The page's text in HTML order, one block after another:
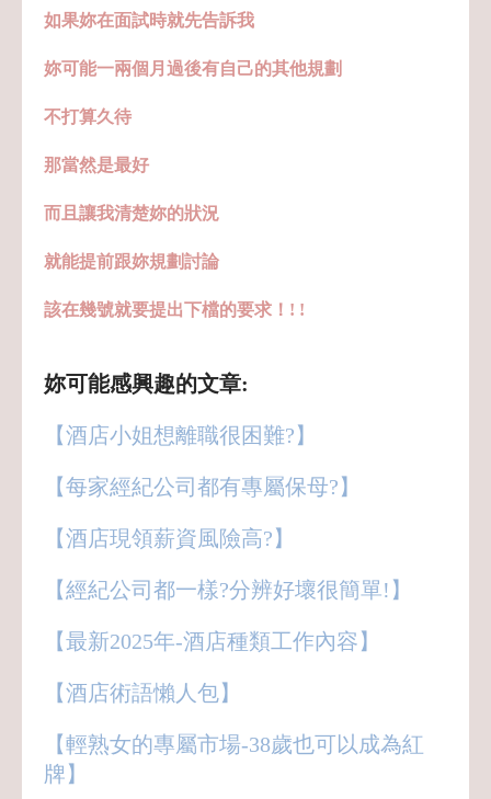
如果妳在面試時就先告訴我
妳可能一兩個月過後有自己的其他規劃
不打算久待
那當然是最好
而且讓我清楚妳的狀況
就能提前跟妳規劃討論
該在幾號就要提出下檔的要求！! !
妳可能感興趣的文章:
【酒店小姐想離職很困難?】
【每家經紀公司都有專屬保母?】
【酒店現領薪資風險高?】
【經紀公司都一樣?分辨好壞很簡單!】
【最新2025年-酒店種類工作內容】
【酒店術語懶人包】
【輕熟女的專屬市場-38歲也可以成為紅
牌】